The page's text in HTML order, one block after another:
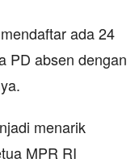
ada 24
PD absen dengan
menarik
MPR RI